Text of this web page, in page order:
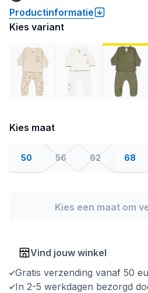
Productinformatie
Kies variant
Kies maat
50 56 62 68
Kies een maat om
Vind jouw winkel
Gratis verzending vanaf 50
In 2-5 werkdagen bezorgd